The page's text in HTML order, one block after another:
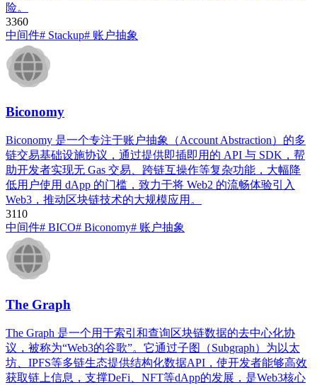
险。
3360
中间件# ​Stackup# 账户抽象
Biconomy​
Biconomy 是一个专注于账户抽象（Account Abstraction）的多
链交易基础设施协议，通过提供即插即用的 API 与 SDK，帮
助开发者实现无 Gas 交易、跨链互操作等复杂功能，大幅降
低用户使用 dApp 的门槛，致力于将 Web2 的流畅体验引入
Web3，推动区块链技术的大规模应用。
3110
中间件# BICO# Biconomy​# 账户抽象
​The Graph​
The Graph 是一个用于索引和查询区块链数据的去中心化协
议，被称为“Web3的谷歌”。它通过子图（Subgraph）为以太
坊、IPFS等多链生态提供结构化数据API，使开发者能够高效
获取链上信息，支撑DeFi、NFT等dApp的发展，是Web3核心